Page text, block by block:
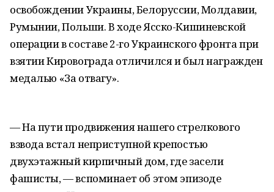
освобождении Украины, Белоруссии, Молдавии,
Румынии, Польши. В ходе Ясско-Кишиневской
операции в составе 2-го Украинского фронта при
взятии Кировограда отличился и был награжден
медалью «За отвагу».
— На пути продвижения нашего стрелкового
взвода встал неприступной крепостью
двухэтажный кирпичный дом, где засели
фашисты, — вспоминает об этом эпизоде